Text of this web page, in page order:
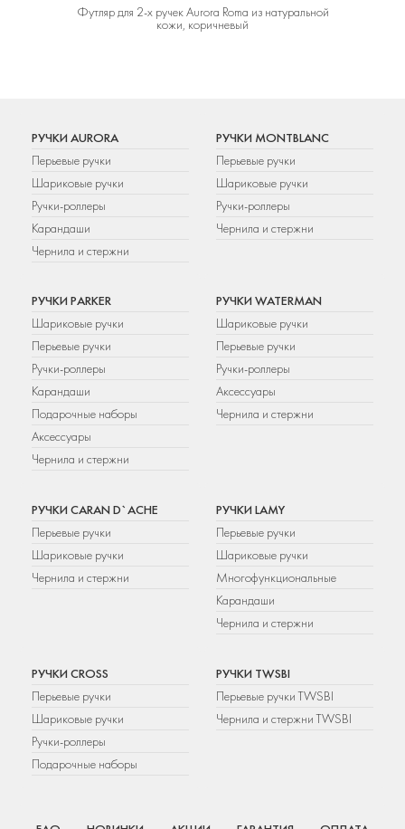
Футляр для 2-х ручек Aurora Roma из натуральной
кожи, коричневый
РУЧКИ AURORA
Перьевые ручки
Шариковые ручки
Ручки-роллеры
Карандаши
Чернила и стержни
РУЧКИ MONTBLANC
Перьевые ручки
Шариковые ручки
Ручки-роллеры
Чернила и стержни
РУЧКИ PARKER
Шариковые ручки
Перьевые ручки
Ручки-роллеры
Карандаши
Подарочные наборы
Аксессуары
Чернила и стержни
РУЧКИ WATERMAN
Шариковые ручки
Перьевые ручки
Ручки-роллеры
Аксессуары
Чернила и стержни
РУЧКИ CARAN D`ACHE
Перьевые ручки
Шариковые ручки
Чернила и стержни
РУЧКИ LAMY
Перьевые ручки
Шариковые ручки
Многофункциональные
Карандаши
Чернила и стержни
РУЧКИ CROSS
Перьевые ручки
Шариковые ручки
Ручки-роллеры
Подарочные наборы
РУЧКИ TWSBI
Перьевые ручки TWSBI
Чернила и стержни TWSBI